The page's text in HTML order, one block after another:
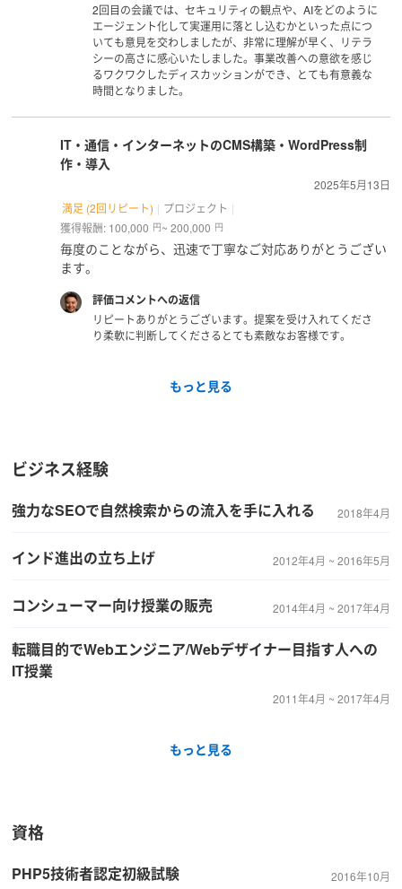
2回目の会議では、セキュリティの観点や、AIをどのように
エージェント化して実運用に落とし込むかといった点につ
いても意見を交わしましたが、非常に理解が早く、リテラ
シーの高さに感心いたしました。事業改善への意欲を感じ
るワクワクしたディスカッションができ、とても有意義な
時間となりました。
IT・通信・インターネットのCMS構築・WordPress制
作・導入
2025年5月13日
満足 (2回リピート)
プロジェクト
獲得報酬: 100,000 円~ 200,000 円
毎度のことながら、迅速で丁寧なご対応ありがとうござい
ます。
評価コメントへの返信
リピートありがとうございます。提案を受け入れてくださ
り柔軟に判断してくださるとても素敵なお客様です。
もっと見る
ビジネス経験
強力なSEOで自然検索からの流入を手に入れる 2018年4月
インド進出の立ち上げ 2012年4月 ~ 2016年5月
コンシューマー向け授業の販売 2014年4月 ~ 2017年4月
転職目的でWebエンジニア/Webデザイナー目指す人への
IT授業
2011年4月 ~ 2017年4月
もっと見る
資格
PHP5技術者認定初級試験 2016年10月